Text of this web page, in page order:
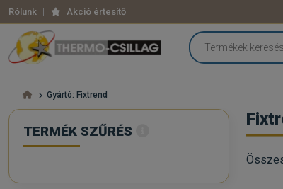
Rólunk Akció értesítő
Gyártó: Fixtrend
TERMÉK SZŰRÉS